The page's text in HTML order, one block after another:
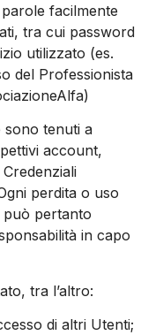
facilmente
tra cui password
utilizzato (es.
del Professionista
sono tenuti a
account,
perdita o uso
può pertanto
in capo
tra l’altro:
di altri Utenti;